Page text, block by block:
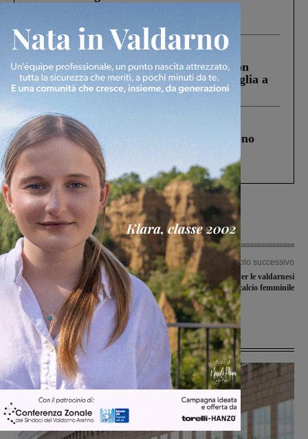
ringraziamento al Governo”
Cronaca 3 Agosto 2026
Scomparso da una struttura di Castiglion
Fiorentino l’uomo che aveva ucciso la figlia a
Levane nel 2020
Cronaca 4 Agosto 2026
Un anno fa la strage in A1 in cui morirono
Gianni, Giulia e Franco. Lo schianto, il
processo, lo stop ai sorpassi fra tir....
Articolo precedente
Ipotesi stadio della Fiorentina in
Valdarno, Grandis (M5S): “Progetto
da accantonare”
Articolo successivo
En plein di vittiorie per le valdarnesi
di calcio femminile
Ultime Notizie